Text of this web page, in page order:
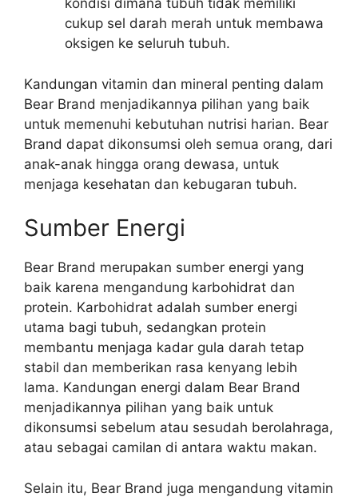
kondisi dimana tubuh tidak memiliki
cukup sel darah merah untuk membawa
oksigen ke seluruh tubuh.
Kandungan vitamin dan mineral penting dalam
Bear Brand menjadikannya pilihan yang baik
untuk memenuhi kebutuhan nutrisi harian. Bear
Brand dapat dikonsumsi oleh semua orang, dari
anak-anak hingga orang dewasa, untuk
menjaga kesehatan dan kebugaran tubuh.
Sumber Energi
Bear Brand merupakan sumber energi yang
baik karena mengandung karbohidrat dan
protein. Karbohidrat adalah sumber energi
utama bagi tubuh, sedangkan protein
membantu menjaga kadar gula darah tetap
stabil dan memberikan rasa kenyang lebih
lama. Kandungan energi dalam Bear Brand
menjadikannya pilihan yang baik untuk
dikonsumsi sebelum atau sesudah berolahraga,
atau sebagai camilan di antara waktu makan.
Selain itu, Bear Brand juga mengandung vitamin